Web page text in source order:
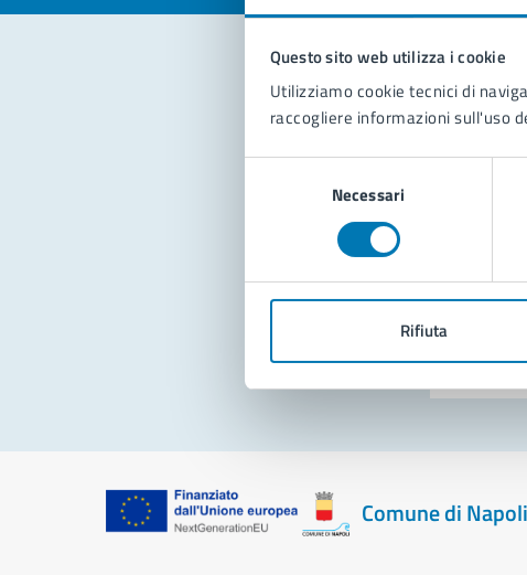
Questo sito web utilizza i cookie
Utilizziamo cookie tecnici di
raccogliere informazioni sull'uso
Necessari
Rifiuta
Comune di Napoli